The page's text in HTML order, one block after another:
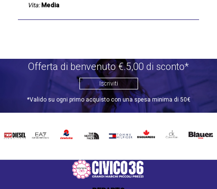
Vita: Media
Offerta di benvenuto €.5,00 di sconto*
Iscriviti
*Valido su ogni primo acquisto con una spesa minima di 50€
DIESEL EA7 INVICTATHE
TOMMY
DSQUARED2
CALVIN BLAUER